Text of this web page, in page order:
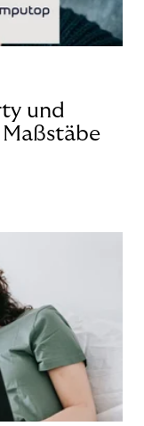
und